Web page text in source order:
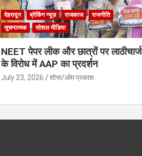
देहरादून ब्रेकिंग न्यूज़ राजकाज
राजनीति
सूचनात्मक
सोशल मीडिया
NEET पेपर लीक और छात्रों पर लाठीचार्ज
के विरोध में AAP का प्रदर्शन
July 23, 2026 शोभा/ओम प्रकाश